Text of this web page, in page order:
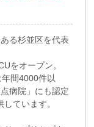
る杉並区を代表
をオープン。
間4000件以
病院」にも認定
ています。